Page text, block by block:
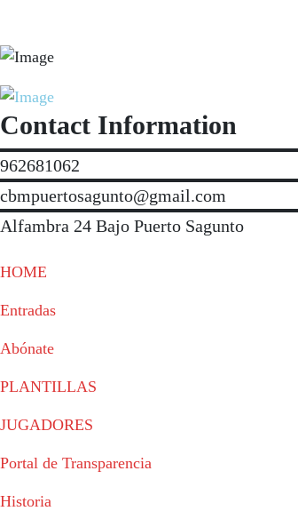
Contact Information
962681062
cbmpuertosagunto@gmail.com
Alfambra 24 Bajo Puerto Sagunto
HOME
Entradas
Abónate
PLANTILLAS
JUGADORES
Portal de Transparencia
Historia